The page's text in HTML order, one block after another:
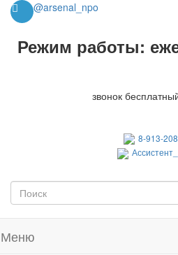
@arsenal_npo
Режим работы:
звонок
8-913-
Меню